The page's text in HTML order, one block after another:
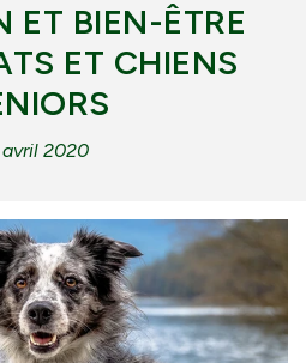
ET BIEN-ÊTRE
ET CHIENS
2020